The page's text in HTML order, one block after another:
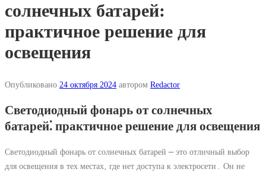
солнечных батарей:
практичное решение для
освещения
Опубликовано 24 октября 2024 автором Redactor
Светодиодный фонарь от солнечных
батарей⁚ практичное решение для освещения
Светодиодный фонарь от солнечных батарей ⎼ это отличный выбор
для освещения в тех местах‚ где нет доступа к электросети․ Он не